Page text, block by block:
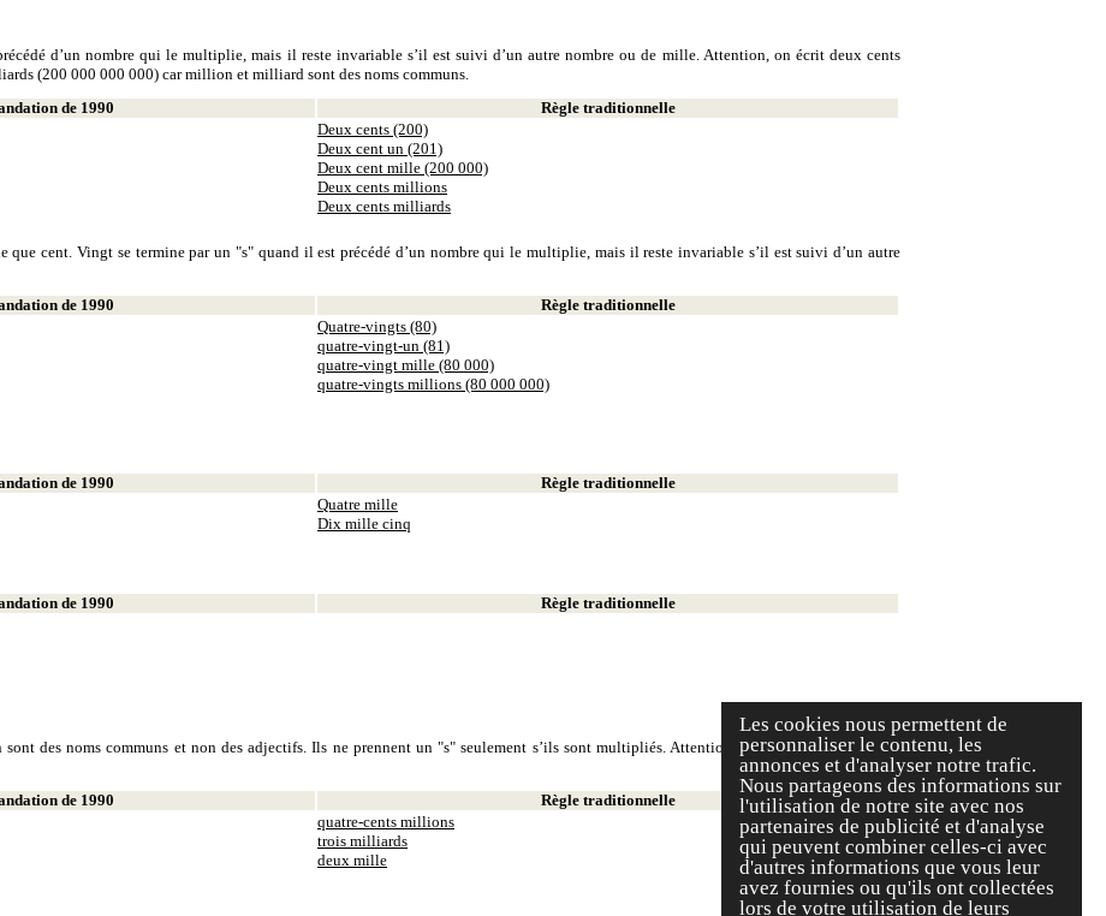
Les cookies nous permettent de
personnaliser le contenu, les
annonces et d'analyser notre trafic.
Nous partageons des informations sur
l'utilisation de notre site avec nos
partenaires de publicité et d'analyse
qui peuvent combiner celles-ci avec
d'autres informations que vous leur
avez fournies ou qu'ils ont collectées
lors de votre utilisation de leurs
d’un nombre qui le multiplie, mais il reste invariable s’il est suivi d’un autre nombre ou de mille. Attention, on écrit deux cents
(200 000 000 000) car million et milliard sont des noms communs.
de 1990
Règle traditionnelle
Deux cents (200)
Deux cent un (201)
Deux cent mille (200 000)
Deux cents millions
Deux cents milliards
que cent. Vingt se termine par un "s" quand il est précédé d’un nombre qui le multiplie, mais il reste invariable s’il est suivi d’un autre
de 1990
Règle traditionnelle
Quatre-vingts (80)
quatre-vingt-un (81)
quatre-vingt mille (80 000)
quatre-vingts millions (80 000 000)
de 1990
Règle traditionnelle
Quatre mille
Dix mille cinq
de 1990
Règle traditionnelle
des noms communs et non des adjectifs. Ils ne prennent un "s" seulement s’ils sont multipliés. Attention, on écrit deux milliers et
de 1990
Règle traditionnelle
quatre-cents millions
trois milliards
deux mille